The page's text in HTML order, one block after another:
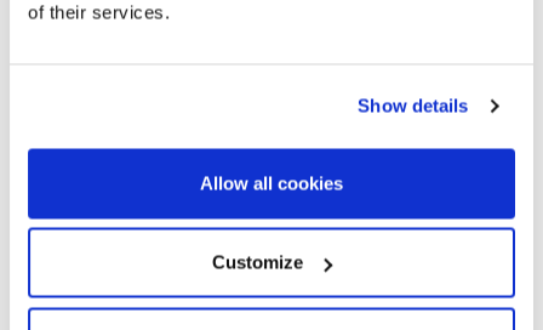
of their services.
Show details
Allow all cookies
Customize
quelques-uns des points de repère importants de ce district
où il fait bon d’y vivre ainsi que d’apprendre à le connaître.
Ses bâtiments reprennent le schéma irrégulier du quartier
gothique, et ses rues, bien que parfois plus dégagées, elles
vous trouverez des bars de créateurs, des galeries d’art et